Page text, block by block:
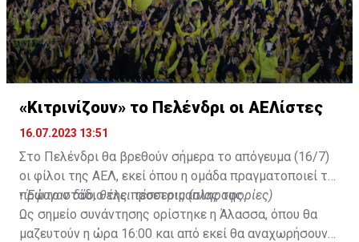
«Κιτρινίζουν» το Πελένδρι οι ΑΕΛίστες
16.07.2023 13:51
Στο Πελένδρι θα βρεθούν σήμερα το απόγευμα (16/7)
οι φίλοι της ΑΕΛ, εκεί όπου η ομάδα πραγματοποιεί το
πρώτο στάδιο της προετοιμασίας της.
•Έφυγαν δύο, θέλει τέσσερις (πληροφορίες)
Ως σημείο συνάντησης ορίστηκε η Άλασσα, όπου θα
μαζευτούν η ώρα 16:00 και από εκεί θα αναχωρήσουν